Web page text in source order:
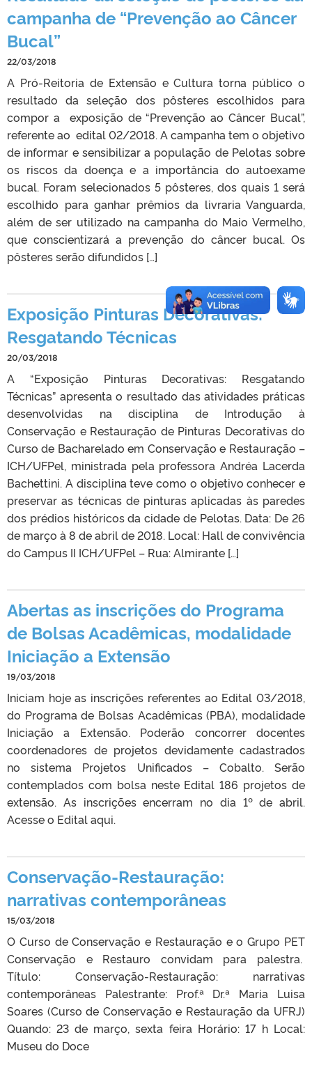
campanha de “Prevenção ao Câncer
Bucal”
22/03/2018
A Pró-Reitoria de Extensão e Cultura torna público o
resultado da seleção dos pôsteres escolhidos para
compor a exposição de “Prevenção ao Câncer Bucal”,
referente ao edital 02/2018. A campanha tem o objetivo
de informar e sensibilizar a população de Pelotas sobre
os riscos da doença e a importância do autoexame
bucal. Foram selecionados 5 pôsteres, dos quais 1 será
escolhido para ganhar prêmios da livraria Vanguarda,
além de ser utilizado na campanha do Maio Vermelho,
que conscientizará a prevenção do câncer bucal. Os
pôsteres serão difundidos […]
Exposição Pinturas Decorativas:
Resgatando Técnicas
20/03/2018
A “Exposição Pinturas Decorativas: Resgatando
Técnicas” apresenta o resultado das atividades práticas
desenvolvidas na disciplina de Introdução à
Conservação e Restauração de Pinturas Decorativas do
Curso de Bacharelado em Conservação e Restauração –
ICH/UFPel, ministrada pela professora Andréa Lacerda
Bachettini. A disciplina teve como o objetivo conhecer e
preservar as técnicas de pinturas aplicadas às paredes
dos prédios históricos da cidade de Pelotas. Data: De 26
de março à 8 de abril de 2018. Local: Hall de convivência
do Campus II ICH/UFPel – Rua: Almirante […]
Abertas as inscrições do Programa
de Bolsas Acadêmicas, modalidade
Iniciação a Extensão
19/03/2018
Iniciam hoje as inscrições referentes ao Edital 03/2018,
do Programa de Bolsas Acadêmicas (PBA), modalidade
Iniciação a Extensão. Poderão concorrer docentes
coordenadores de projetos devidamente cadastrados
no sistema Projetos Unificados – Cobalto. Serão
contemplados com bolsa neste Edital 186 projetos de
extensão. As inscrições encerram no dia 1º de abril.
Acesse o Edital aqui.
Conservação-Restauração:
narrativas contemporâneas
15/03/2018
O Curso de Conservação e Restauração e o Grupo PET
Conservação e Restauro convidam para palestra.
Título: Conservação-Restauração: narrativas
contemporâneas Palestrante: Prof.ª Dr.ª Maria Luisa
Soares (Curso de Conservação e Restauração da UFRJ)
Quando: 23 de março, sexta feira Horário: 17 h Local:
Museu do Doce